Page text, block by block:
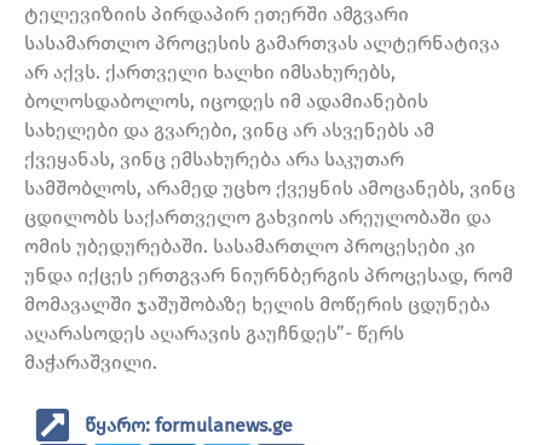
ტელევიზიის პირდაპირ ეთერში ამგვარი
სასამართლო პროცესის გამართვას ალტერნატივა
არ აქვს. ქართველი ხალხი იმსახურებს,
ბოლოსდაბოლოს, იცოდეს იმ ადამიანების
სახელები და გვარები, ვინც არ ასვენებს ამ
ქვეყანას, ვინც ემსახურება არა საკუთარ
სამშობლოს, არამედ უცხო ქვეყნის ამოცანებს, ვინც
ცდილობს საქართველო გახვიოს არეულობაში და
ომის უბედურებაში. სასამართლო პროცესები კი
უნდა იქცეს ერთგვარ ნიურნბერგის პროცესად, რომ
მომავალში ჯაშუშობაზე ხელის მოწერის ცდუნება
აღარასოდეს აღარავის გაუჩნდეს”- წერს
მაჭარაშვილი.
წყარო: formulanews.ge